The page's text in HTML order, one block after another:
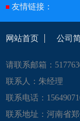
友情链接：
网站首页 公司
请联系邮箱：
联系人：朱经理
联系电话：
联系地址：河南省